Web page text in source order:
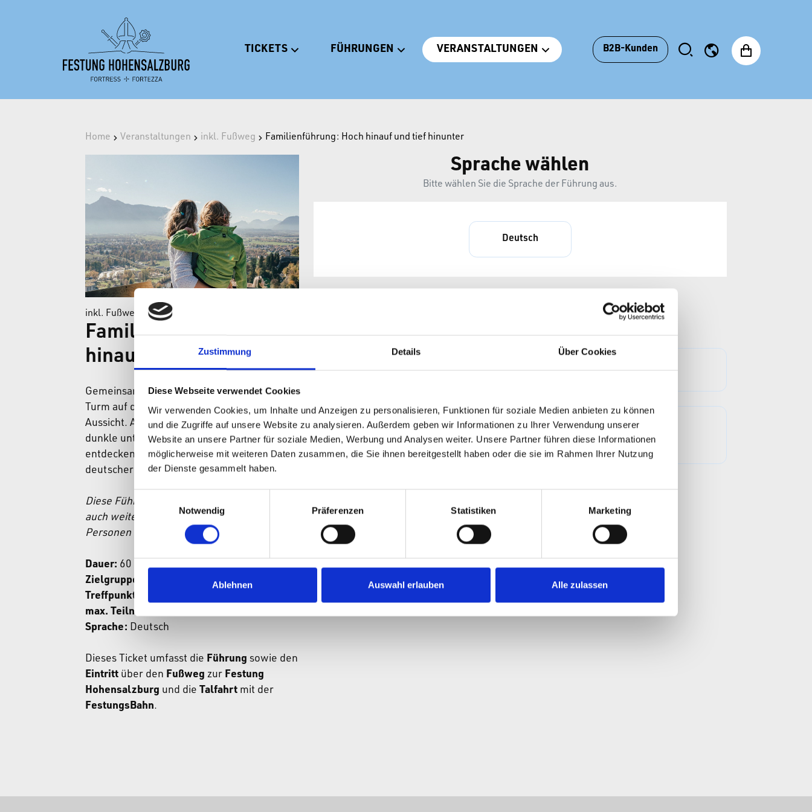
Zustimmung Details Über Cookies
Diese Webseite verwendet Cookies
Wir verwenden Cookies, um Inhalte und Anzeigen zu personalisieren, Funktionen für soziale Medien anbieten zu können
und die Zugriffe auf unsere Website zu analysieren. Außerdem geben wir Informationen zu Ihrer Verwendung unserer
Website an unsere Partner für soziale Medien, Werbung und Analysen weiter. Unsere Partner führen diese Informationen
möglicherweise mit weiteren Daten zusammen, die Sie ihnen bereitgestellt haben oder die sie im Rahmen Ihrer Nutzung
der Dienste gesammelt haben.
Notwendig
Präferenzen Statistiken Marketing
Ablehnen Auswahl erlauben Alle zulassen
TICKETS FÜHRUNGEN VERANSTALTUNGEN B2B-Kunden
Home Veranstaltungen inkl. Fußweg Familienführung: Hoch hinauf und tief hinunter
inkl. Fußweg
Familienführung: Hoch
hinauf und tief hinunter
Gemeinsam erklimmen wir den höchsten
Turm auf der Festung mit spektakulärer
Aussicht. Außerdem wagen wir uns in tiefe,
dunkle unterirdische Räume, wo es viel zu
entdecken gibt. Die Führung findet in
deutscher Sprache statt.
Diese Führung ist öffentlich – es können
auch weitere, Ihnen nicht bekannte
Personen teilnehmen.
Dauer: 60 Minuten
Zielgruppe:
Kinder & Familien
Treffpunkt:
max. Teilnehmer:
Sprache: Deutsch
Dieses Ticket umfasst die Führung sowie den
Eintritt über den Fußweg zur Festung
Hohensalzburg und die Talfahrt mit der
FestungsBahn.
Sprache wählen
Bitte wählen Sie die Sprache der Führung aus.
Deutsch
Uhrzeit auswählen
Ticketanzahl auswählen
Bitte wählen Sie Art und Menge der Tickets aus.